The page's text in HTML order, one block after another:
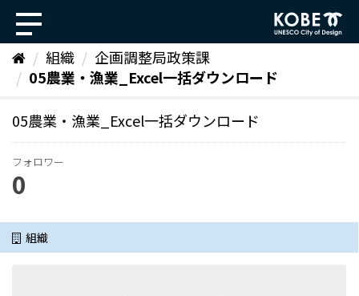
ッ
組織
企画調整局政策課
05農業・漁業_Excel一括ダウンロード
05農業・漁業_Excel一括ダウンロード
フォロワー
0
組織